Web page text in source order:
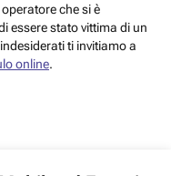
che si è
essere stato vittima di un
ti invitiamo a
online.